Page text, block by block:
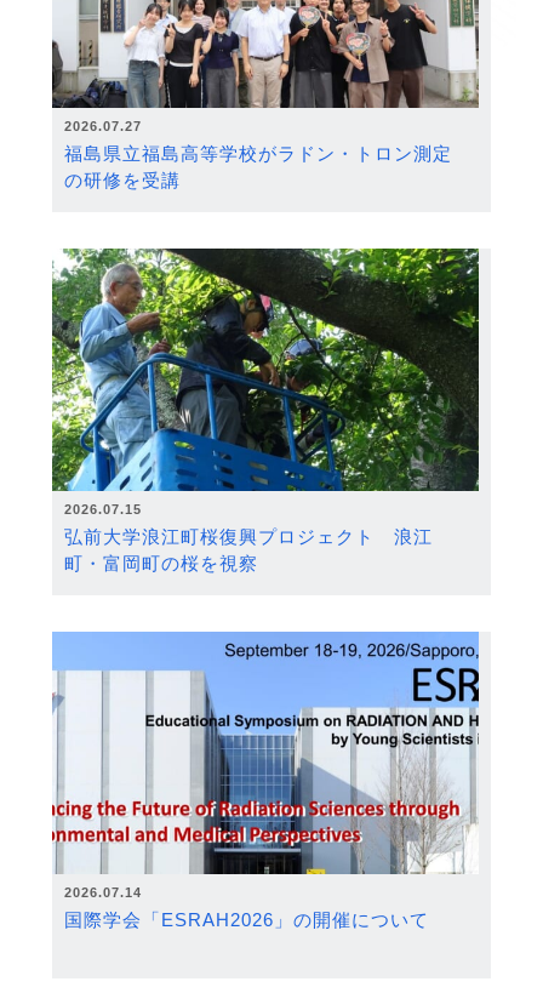
2026.07.27
福島県立福島高等学校がラドン・トロン測定
の研修を受講
2026.07.15
弘前大学浪江町桜復興プロジェクト 浪江
町・富岡町の桜を視察
2026.07.14
国際学会「ESRAH2026」の開催について